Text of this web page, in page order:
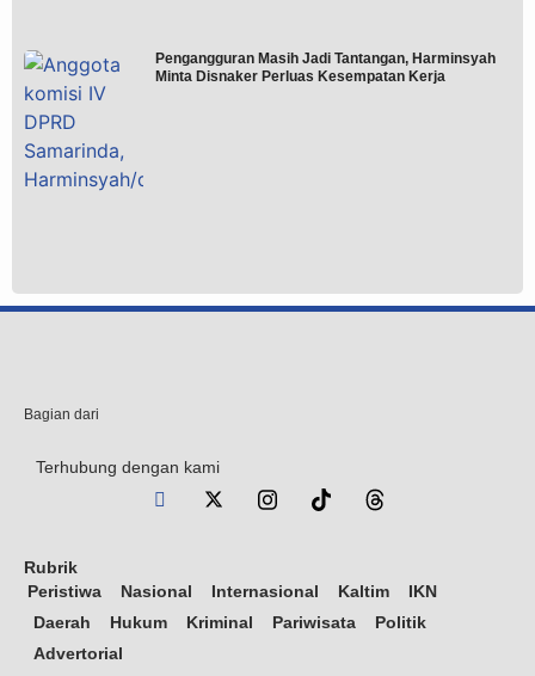
Pengangguran Masih Jadi Tantangan, Harminsyah
Minta Disnaker Perluas Kesempatan Kerja
Bagian dari
Terhubung dengan kami
Rubrik
Peristiwa
Nasional Internasional Kaltim
IKN
Daerah
Hukum Kriminal Pariwisata
Politik
Advertorial